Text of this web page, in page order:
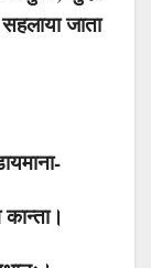
जाता